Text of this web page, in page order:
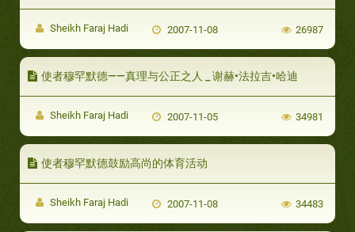
Sheikh Faraj Hadi 2007-11-08 26987
使者穆罕默德——真理与公正之人 _ 谢赫•法拉吉•哈迪
Sheikh Faraj Hadi 2007-11-05 34981
使者穆罕默德鼓励高尚的体育活动
Sheikh Faraj Hadi 2007-11-08 34483